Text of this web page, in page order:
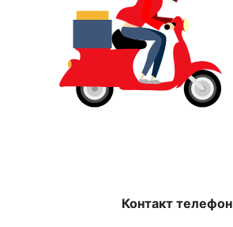
Контакт телефон